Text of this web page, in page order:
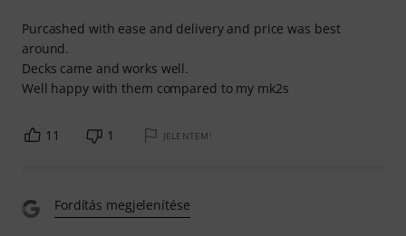
Purcashed with ease and delivery and price was best
around.
Decks came and works well.
Well happy with them compared to my mk2s
11 1 JELENTEM!
Fordítás megjelenítése